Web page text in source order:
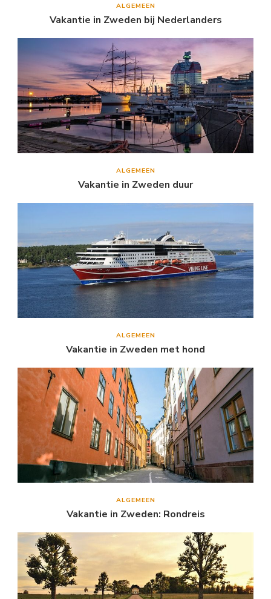
ALGEMEEN
Vakantie in Zweden bij Nederlanders
ALGEMEEN
Vakantie in Zweden duur
ALGEMEEN
Vakantie in Zweden met hond
ALGEMEEN
Vakantie in Zweden: Rondreis